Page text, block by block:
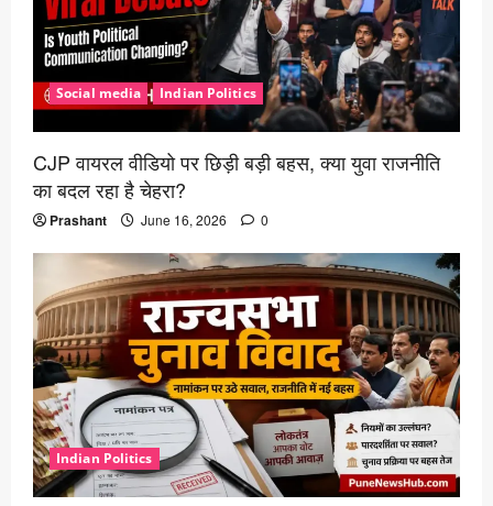
Social media Indian Politics
CJP वायरल वीडियो पर छिड़ी बड़ी बहस, क्या युवा राजनीति
का बदल रहा है चेहरा?
Prashant June 16, 2026 0
Indian Politics